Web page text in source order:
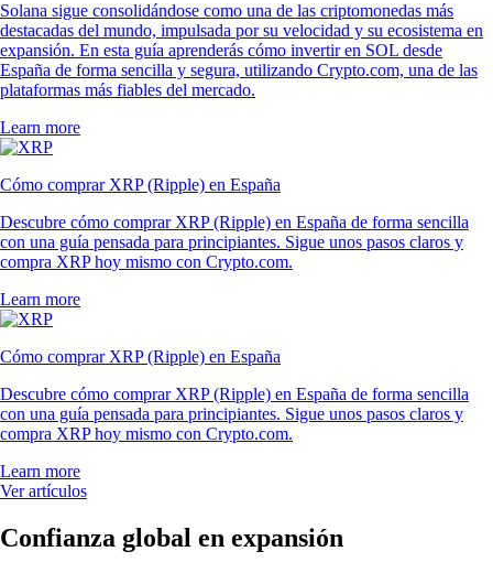
Solana sigue consolidándose como una de las criptomonedas más
destacadas del mundo, impulsada por su velocidad y su ecosistema en
expansión. En esta guía aprenderás cómo invertir en SOL desde
España de forma sencilla y segura, utilizando Crypto.com, una de las
plataformas más fiables del mercado.
Learn more
Cómo comprar XRP (Ripple) en España
Descubre cómo comprar XRP (Ripple) en España de forma sencilla
con una guía pensada para principiantes. Sigue unos pasos claros y
compra XRP hoy mismo con Crypto.com.
Learn more
Cómo comprar XRP (Ripple) en España
Descubre cómo comprar XRP (Ripple) en España de forma sencilla
con una guía pensada para principiantes. Sigue unos pasos claros y
compra XRP hoy mismo con Crypto.com.
Learn more
Ver artículos
Confianza global en expansión